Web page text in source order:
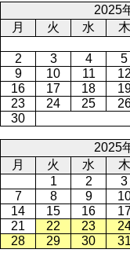
2025
月
火 水 木
2
3 4 5
9
10 11 12
16
17 18
23
24 25
30
2025
月
火 水 木
1
2 3
7
8 9
14
15 16
21
22 23
28
29 30 31